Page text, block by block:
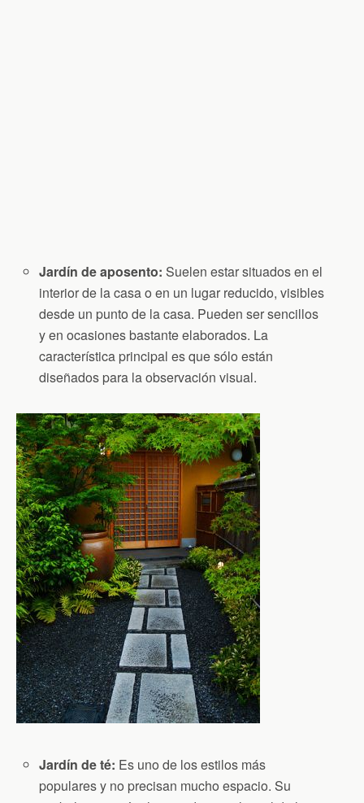
Jardín de aposento: Suelen estar situados en el
interior de la casa o en un lugar reducido, visibles
desde un punto de la casa. Pueden ser sencillos
y en ocasiones bastante elaborados. La
característica principal es que sólo están
diseñados para la observación visual.
Jardín de té: Es uno de los estilos más
populares y no precisan mucho espacio. Su